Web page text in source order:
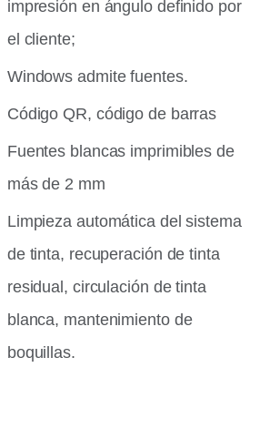
impresión en ángulo definido por
el cliente;
Windows admite fuentes.
Código QR, código de barras
Fuentes blancas imprimibles de
más de 2 mm
Limpieza automática del sistema
de tinta, recuperación de tinta
residual, circulación de tinta
blanca, mantenimiento de
boquillas.